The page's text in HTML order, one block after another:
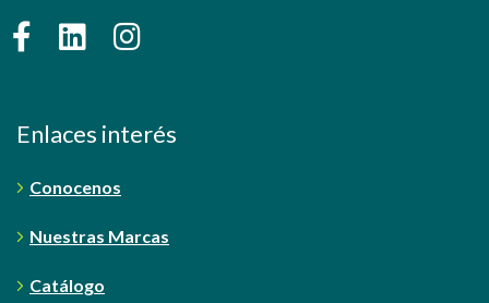
Enlaces interés
Conocenos
Nuestras Marcas
Catálogo